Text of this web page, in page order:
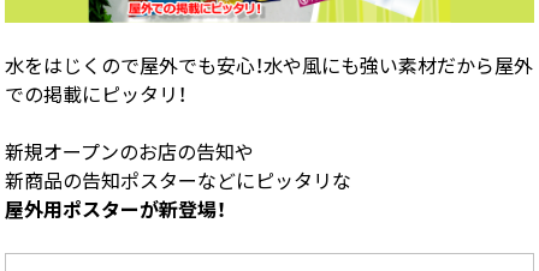
水をはじくので屋外でも安心！水や風にも強い素材だから屋外
での掲載にピッタリ！
新規オープンのお店の告知や
新商品の告知ポスターなどにピッタリな
屋外用ポスターが新登場！
ユーザー登録ログイン
入稿
校正・印刷
お支払い
梱包・包装